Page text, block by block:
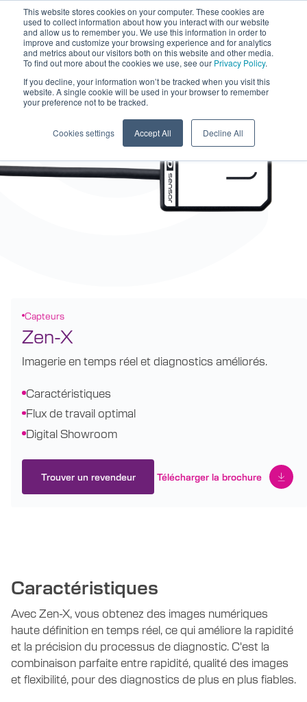
This website stores cookies on your computer. These cookies are
used to collect information about how you interact with our website
and allow us to remember you. We use this information in order to
improve and customize your browsing experience and for analytics
and metrics about our visitors both on this website and other media.
To find out more about the cookies we use, see our Privacy Policy.
If you decline, your information won’t be tracked when you visit this
website. A single cookie will be used in your browser to remember
your preference not to be tracked.
Cookies settings Accept All Decline All
Capteurs
Zen-X
Imagerie en temps réel et diagnostics améliorés.
Caractéristiques
Flux de travail optimal
Digital Showroom
Trouver un revendeur Télécharger la brochure
Caractéristiques
Avec Zen-X, vous obtenez des images numériques
haute définition en temps réel, ce qui améliore la rapidité
et la précision du processus de diagnostic. C'est la
combinaison parfaite entre rapidité, qualité des images
et flexibilité, pour des diagnostics de plus en plus fiables.